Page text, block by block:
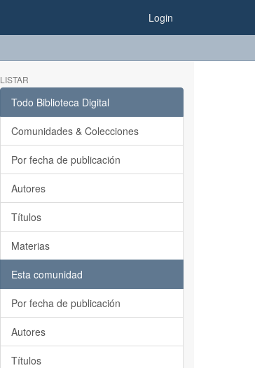
Login
LISTAR
Todo Biblioteca Digital
Comunidades & Colecciones
Por fecha de publicación
Autores
Títulos
Materias
Esta comunidad
Por fecha de publicación
Autores
Títulos